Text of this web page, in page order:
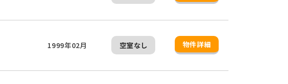
1999年02月 空室なし 物件詳細